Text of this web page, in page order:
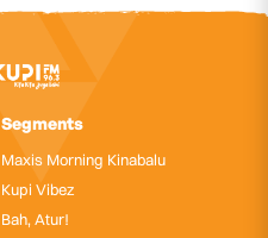
Segments
Maxis Morning Kinabalu
Kupi Vibez
Bah, Atur!